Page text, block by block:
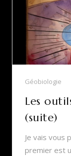
Géobiologie
Les
(suite)
Je vais vous
premier est